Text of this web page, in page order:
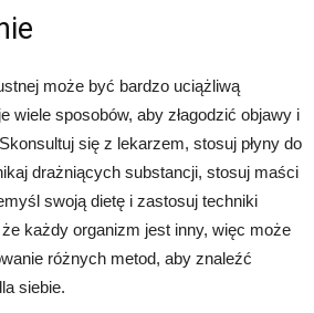
może być bardzo uciążliwą
wiele sposobów, aby złagodzić objawy i
się z lekarzem, stosuj płyny do
drażniących substancji, stosuj maści
swoją dietę i zastosuj techniki
każdy organizm jest inny, więc może
różnych metod, aby znaleźć
siebie.